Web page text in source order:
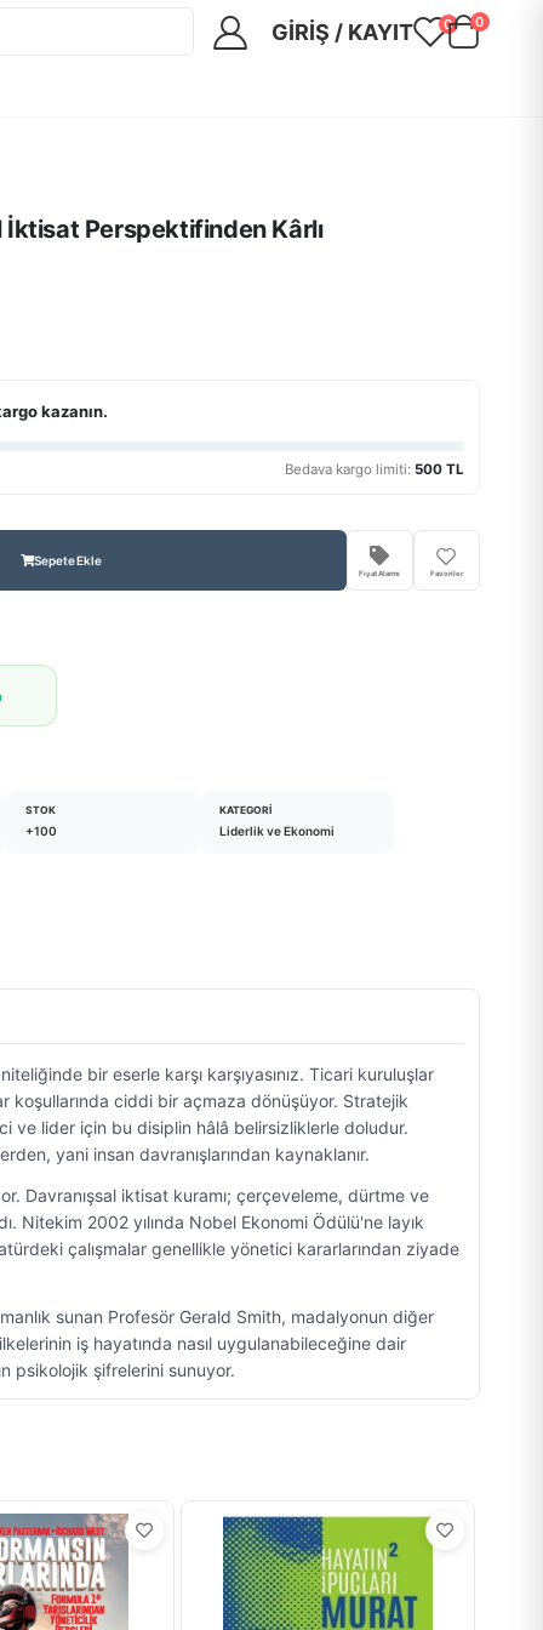
GIRIŞ / KAYIT 0 0
İktisat Perspektifinden Kârlı
kazanın.
Bedava kargo limiti: 500 TL
Sepete Ekle
Fiyat Alarmı Favoriler
STOK
+100
KATEGORI
Liderlik ve Ekonomi
bir eserle karşı karşıyasınız. Ticari kuruluşlar
koşullarında ciddi bir açmaza dönüşüyor. Stratejik
ve lider için bu disiplin hâlâ belirsizliklerle doludur.
yani insan davranışlarından kaynaklanır.
Davranışsal iktisat kuramı; çerçeveleme, dürtme ve
Nitekim 2002 yılında Nobel Ekonomi Ödülü'ne layık
çalışmalar genellikle yönetici kararlarından ziyade
sunan Profesör Gerald Smith, madalyonun diğer
iş hayatında nasıl uygulanabileceğine dair
psikolojik şifrelerini sunuyor.